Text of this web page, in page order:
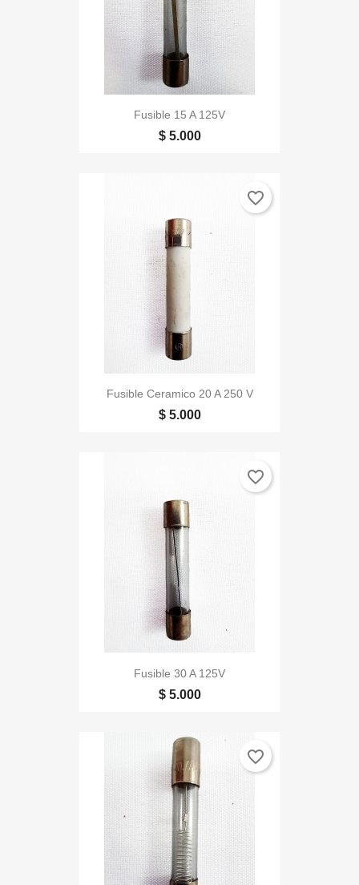
Fusible 15 A 125V
$ 5.000
Fusible Ceramico 20 A 250 V
$ 5.000
favorite_border
Fusible 30 A 125V
$ 5.000
favorite_border
favorite_border